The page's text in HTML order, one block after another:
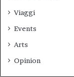
Viaggi
Events
Arts
Opinion